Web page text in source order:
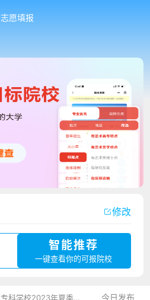
志愿填报
修改
智能推荐
一键查看你的可报院校
厦门大学嘉庚学院2023年艺术类招生简章
湛江幼儿师范专科学校2023年夏季高考招生简章 今日发布